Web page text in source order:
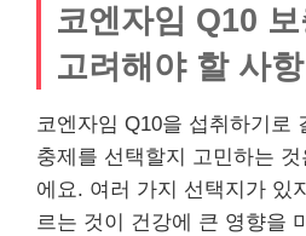
코엔자임 Q10 보
고려해야 할 사항
코엔자임 Q10을 섭취하기로
충제를 선택할지 고민하는 것
에요. 여러 가지 선택지가 있
르는 것이 건강에 큰 영향을